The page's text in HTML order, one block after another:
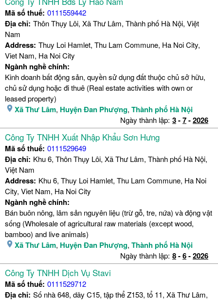
Mã số thuế: 0111559442
Địa chỉ: Thôn Thụy Lôi, Xã Thư Lâm, Thành phố Hà Nội, Việt
Nam
Address: Thuy Loi Hamlet, Thu Lam Commune, Ha Noi City,
Viet Nam, Ha Noi City
Ngành nghề chính:
Kinh doanh bất động sản, quyền sử dụng đất thuộc chủ sở hữu,
chủ sử dụng hoặc đi thuê (Real estate activities with own or
leased property)
Xã Thư Lâm, Huyện Đan Phượng, Thành phố Hà Nội
Ngày thành lập: 3-7-2026
Công Ty TNHH Xuất Nhập Khẩu Sơn Hưng
Mã số thuế: 0111529649
Địa chỉ: Khu 6, Thôn Thụy Lôi, Xã Thư Lâm, Thành phố Hà Nội,
Việt Nam
Address: Khu 6, Thuy Loi Hamlet, Thu Lam Commune, Ha Noi
City, Viet Nam, Ha Noi City
Ngành nghề chính:
Bán buôn nông, lâm sản nguyên liệu (trừ gỗ, tre, nứa) và động vật
sống (Wholesale of agricultural raw materials (except wood,
bamboo) and live animals)
Xã Thư Lâm, Huyện Đan Phượng, Thành phố Hà Nội
Ngày thành lập: 8-6-2026
Công Ty TNHH Dịch Vụ Stavi
Mã số thuế: 0111529712
Địa chỉ: Số nhà 648, dãy C15, tập thể Z153, tổ 11, Xã Thư Lâm,